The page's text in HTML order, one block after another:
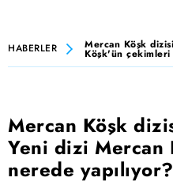
HABERLER Mercan Köşk
Köşk'ün çekimleri
Mercan Köşk
Yeni dizi Mercan
nerede yapılıyor?